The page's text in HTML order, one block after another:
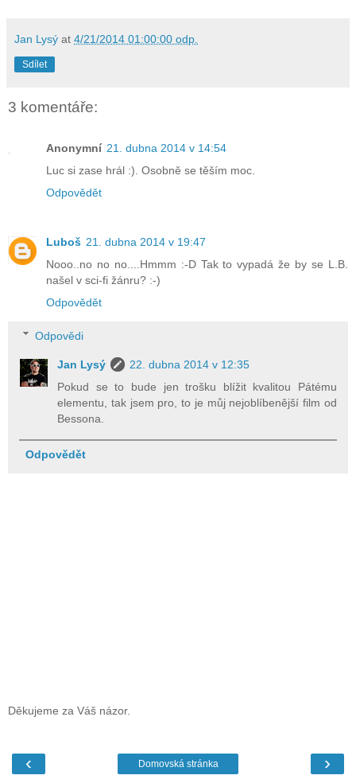
Jan Lysý at 4/21/2014 01:00:00 odp.
Sdílet
3 komentáře:
Anonymní 21. dubna 2014 v 14:54
Luc si zase hrál :). Osobně se těším moc.
Odpovědět
Luboš 21. dubna 2014 v 19:47
Nooo..no no no....Hmmm :-D Tak to vypadá že by se L.B.
našel v sci-fi žánru? :-)
Odpovědět
Odpovědi
Jan Lysý
22. dubna 2014 v 12:35
Pokud se to bude jen trošku blížit kvalitou Pátému
elementu, tak jsem pro, to je můj nejoblíbenější film od
Bessona.
Odpovědět
Děkujeme za Váš názor.
‹ ›
Domovská stránka